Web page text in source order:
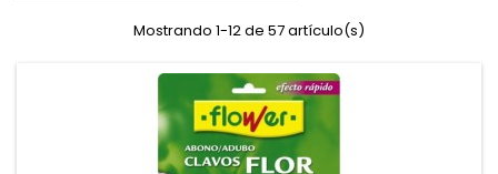
Mostrando 1-12 de 57 artículo(s)